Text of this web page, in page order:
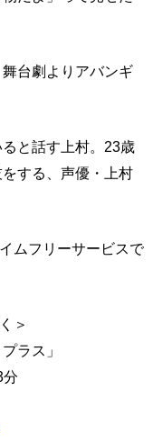
台劇よりアバンギ
と話す上村。23歳
する、声優・上村
ムフリーサービスで
＞
ラス」
分